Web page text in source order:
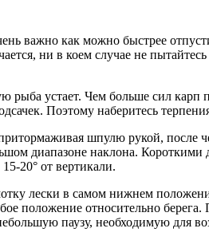
важно как можно быстрее
ни в коем случае не
устает. Чем больше сил карп
Поэтому наберитесь
шпулю рукой,
диапазоне наклона. Короткими
20° от вертикали.
лески в самом нижнем
положение относительно берега.
паузу, необходимую для